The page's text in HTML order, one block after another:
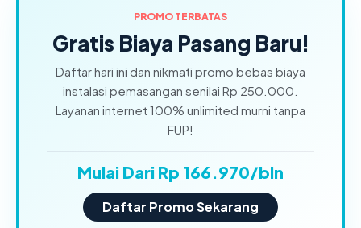
PROMO TERBATAS
Gratis Biaya Pasang Baru!
Daftar hari ini dan nikmati promo bebas biaya
instalasi pemasangan senilai Rp 250.000.
Layanan internet 100% unlimited murni tanpa
FUP!
Mulai Dari Rp 166.970/bln
Daftar Promo Sekarang